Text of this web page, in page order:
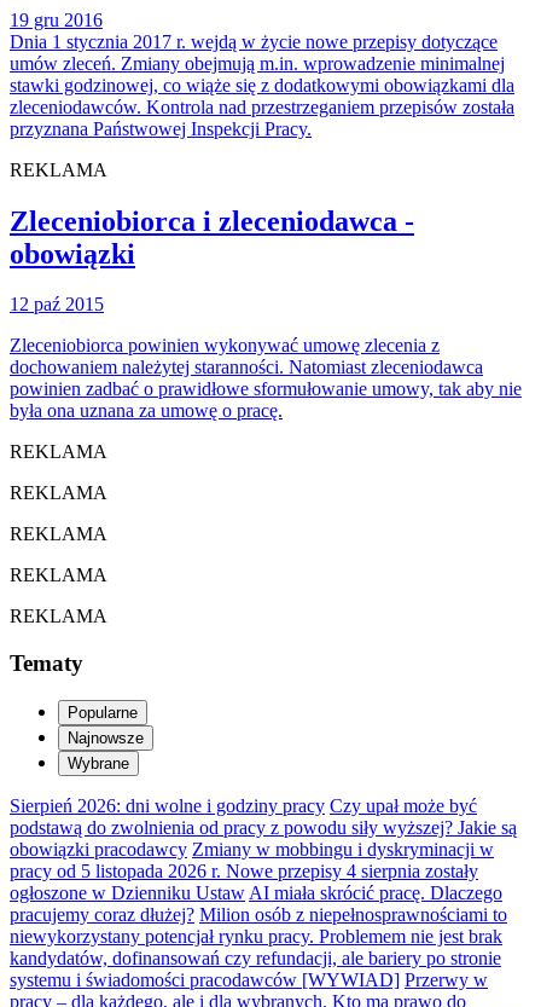
19 gru 2016
Dnia 1 stycznia 2017 r. wejdą w życie nowe przepisy dotyczące
umów zleceń. Zmiany obejmują m.in. wprowadzenie minimalnej
stawki godzinowej, co wiąże się z dodatkowymi obowiązkami dla
zleceniodawców. Kontrola nad przestrzeganiem przepisów została
przyznana Państwowej Inspekcji Pracy.
REKLAMA
Zleceniobiorca i zleceniodawca -
obowiązki
12 paź 2015
Zleceniobiorca powinien wyko­nywać umowę zlecenia z
dochowaniem należytej staranności. Natomiast zleceniodawca
powinien zadbać o prawidłowe sfor­mułowanie umowy, tak aby nie
była ona uznana za umowę o pracę.
REKLAMA
REKLAMA
REKLAMA
REKLAMA
REKLAMA
Tematy
Popularne
Najnowsze
Wybrane
Sierpień 2026: dni wolne i godziny pracy Czy upał może być
podstawą do zwolnienia od pracy z powodu siły wyższej? Jakie są
obowiązki pracodawcy Zmiany w mobbingu i dyskryminacji w
pracy od 5 listopada 2026 r. Nowe przepisy 4 sierpnia zostały
ogłoszone w Dzienniku Ustaw AI miała skrócić pracę. Dlaczego
pracujemy coraz dłużej? Milion osób z niepełnosprawnościami to
niewykorzystany potencjał rynku pracy. Problemem nie jest brak
kandydatów, dofinansowań czy refundacji, ale bariery po stronie
systemu i świadomości pracodawców [WYWIAD] Przerwy w
pracy – dla każdego, ale i dla wybranych. Kto ma prawo do